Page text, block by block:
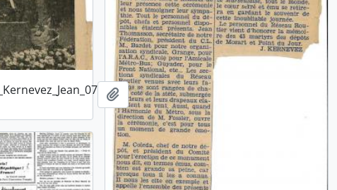
Ajouter au presse-papier